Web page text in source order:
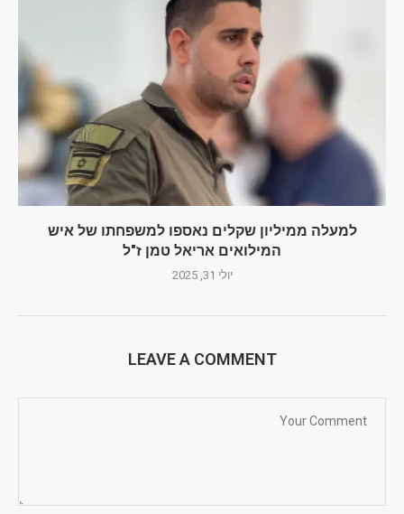
למעלה ממיליון שקלים נאספו למשפחתו של איש
המילואים אריאל טמן ז"ל
יולי 31, 2025
LEAVE A COMMENT